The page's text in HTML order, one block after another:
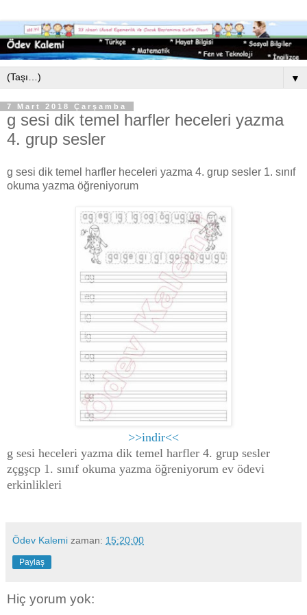
▼
7 Mart 2018 Çarşamba
g sesi dik temel harfler heceleri yazma
4. grup sesler
g sesi dik temel harfler heceleri yazma 4. grup sesler 1. sınıf
okuma yazma öğreniyorum
>>indir<<
g sesi heceleri yazma dik temel harfler 4. grup sesler
zçgşcp 1. sınıf okuma yazma öğreniyorum ev ödevi
erkinlikleri
Ödev Kalemi zaman: 15:20:00
Paylaş
Hiç yorum yok: